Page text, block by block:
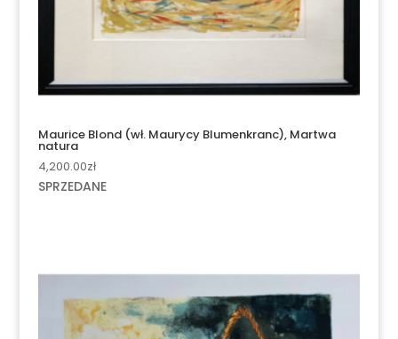
Maurice Blond (wł. Maurycy Blumenkranc), Martwa
natura
4,200.00zł
SPRZEDANE